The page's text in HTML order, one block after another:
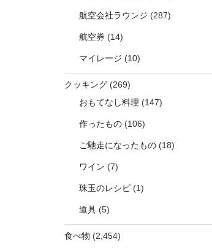
航空会社ラウンジ (287)
航空券 (14)
マイレージ (10)
クッキング(269)
おもてなし料理 (147)
作ったもの(106)
ご馳走になったもの(18)
ワイン (7)
珠玉のレシピ(1)
道具(5)
食べ物 (2,454)